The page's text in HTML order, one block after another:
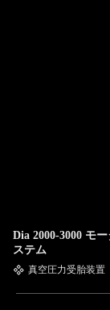
Dia 2000-3000 モ
ステム
真空圧力受胎装置